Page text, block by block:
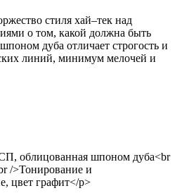
стиля хай–тек над
о том, какой должна быть
дуба отличает строгость и
линий, минимум мелочей и
облицованная шпоном дуба<br
/>Тонирование и
цвет графит</p>